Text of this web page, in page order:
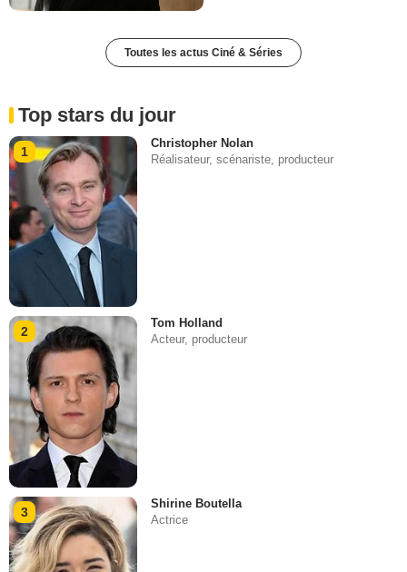
Toutes les actus Ciné & Séries
Top stars du jour
1
Christopher Nolan
Réalisateur, scénariste, producteur
2
Tom Holland
Acteur, producteur
3
Shirine Boutella
Actrice